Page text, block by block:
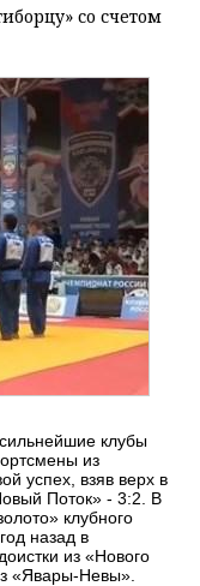
со счетом
клубы
из
успех, взяв верх в
Поток» - 3:2. В
клубного
назад в
из «Нового
«Явары-Невы».